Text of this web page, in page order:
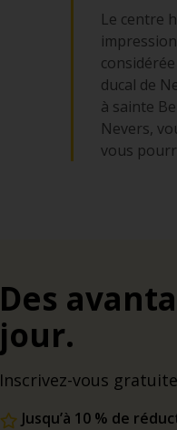
Le centre
ducal de
à sainte
Nevers,
vous
Des
jour.
Inscrivez-vous
Jusqu’à 10 % de